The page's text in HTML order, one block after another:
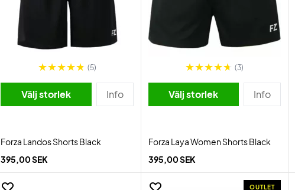
(5)
Välj storlek Info
Forza Landos Shorts Black
395,00 SEK
(3)
Välj storlek Info
Forza Laya Women Shorts Black
395,00 SEK
OUTLET